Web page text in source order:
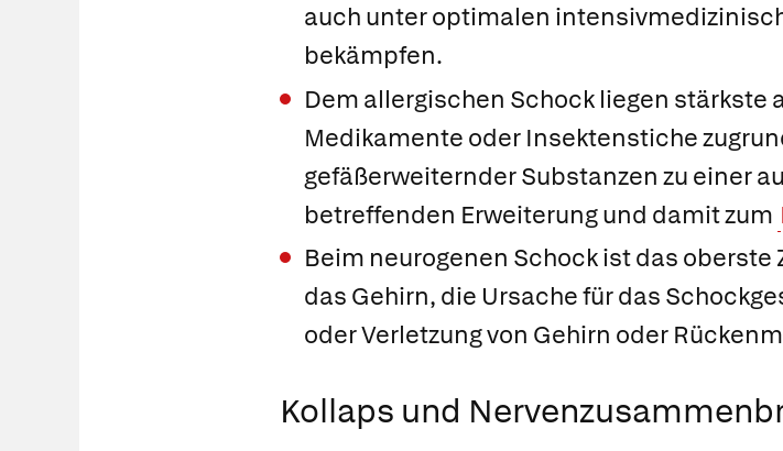
auch unter optimalen
bekämpfen.
Dem allergischen Schockliegen stärkste
Medikamente oder Insektenstiche
gefäßerweiternder Substanzen zu einer
betreffenden Erweiterung und damit zum
Beim neurogenen Schockist das oberste
das Gehirn, die Ursache für das
oder Verletzung von Gehirn oder
Kollaps und